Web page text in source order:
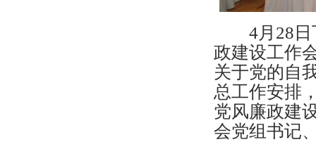
4月28日下
政建设工作
关于党的自
总工作安排
党风廉政建
会党组书记